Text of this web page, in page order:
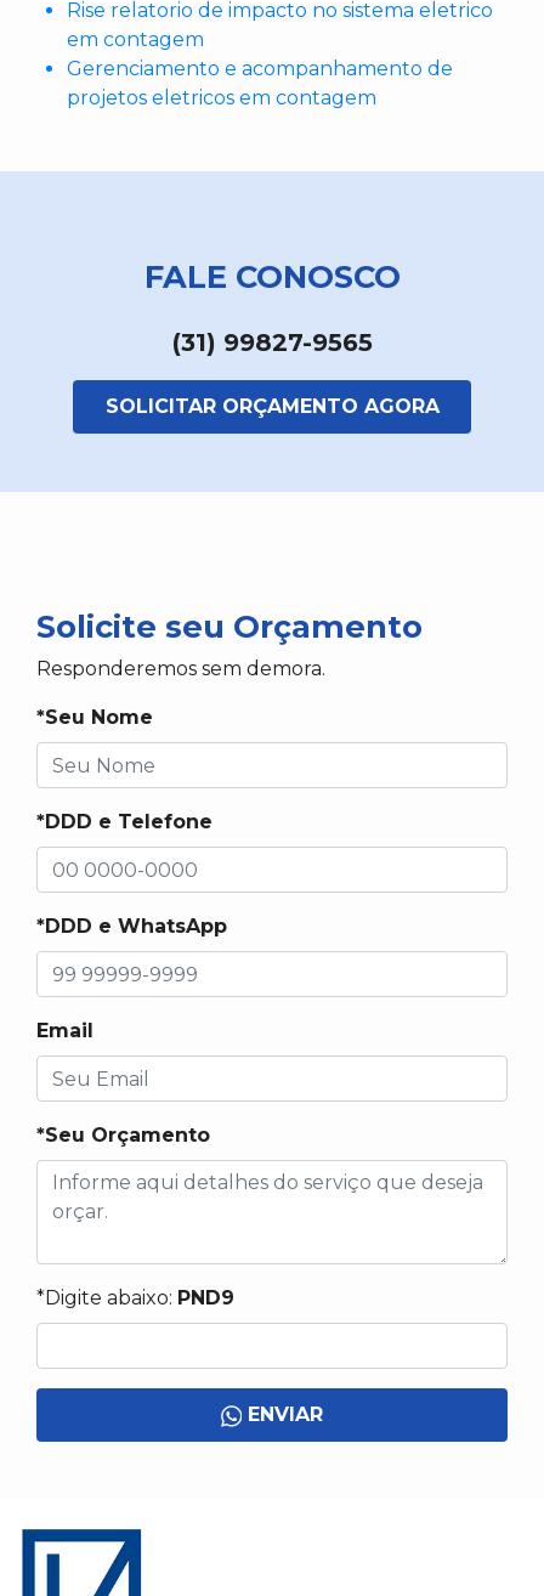
Rise relatorio de impacto no sistema eletrico
em contagem
Gerenciamento e acompanhamento de
projetos eletricos em contagem
FALE CONOSCO
(31) 99827-9565
SOLICITAR ORÇAMENTO AGORA
Solicite seu Orçamento
Responderemos sem demora.
*Seu Nome
*DDD e Telefone
*DDD e WhatsApp
Email
*Seu Orçamento
*Digite abaixo: PND9
ENVIAR